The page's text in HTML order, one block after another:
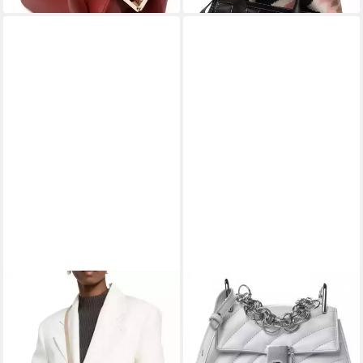
Umhängetasche Joyce Frame
Schultertasche Handtasche
Tasche, Trageoptionen:
CHLOÉ
Umhängetasche Drew Bijou
Crossbody Tasche
Handtasche Schultertasche,